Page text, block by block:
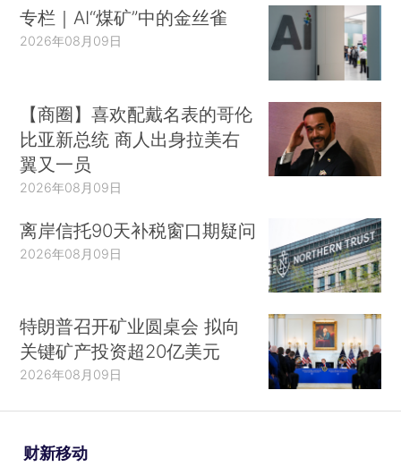
专栏｜AI“煤矿”中的金丝雀
2026年08月09日
【商圈】喜欢配戴名表的哥伦
比亚新总统 商人出身拉美右
翼又一员
2026年08月09日
离岸信托90天补税窗口期疑问
2026年08月09日
特朗普召开矿业圆桌会 拟向
关键矿产投资超20亿美元
2026年08月09日
财新移动